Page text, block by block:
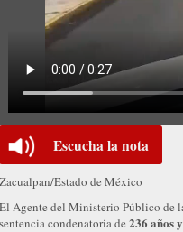
Escucha la nota
Zacualpan/Estado de México
El Agente del Ministerio Público de
sentencia condenatoria de 236 años